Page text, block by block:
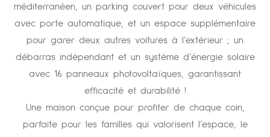
méditerranéen, un parking couvert pour deux véhicules
avec porte automatique, et un espace supplémentaire
pour garer deux autres voitures à l’extérieur ; un
débarras indépendant et un système d’énergie solaire
avec 16 panneaux photovoltaïques, garantissant
efficacité et durabilité !
Une maison conçue pour profiter de chaque coin,
parfaite pour les familles qui valorisent l’espace, le